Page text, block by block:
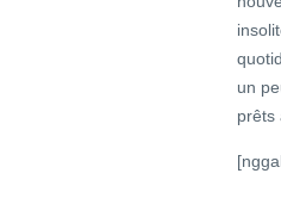
un
prêts